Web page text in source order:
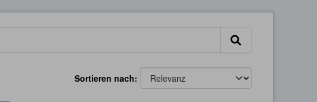
Sortieren nach